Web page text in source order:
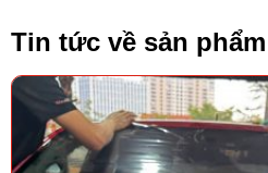
Tin tức về sản phẩm